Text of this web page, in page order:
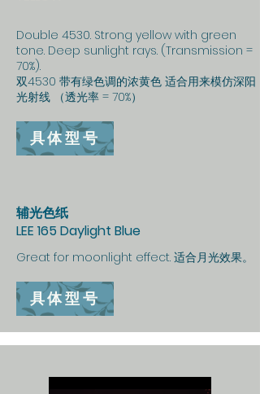
Double 4530. Strong yellow with green
tone. Deep sunlight rays. (Transmission =
70%).
双4530 带有绿色调的浓黄色 适合用来模仿深阳
光射线 （透光率 = 70%）
具体型号
辅光色纸
LEE 165 Daylight Blue
Great for moonlight effect. 适合月光效果。
具体型号